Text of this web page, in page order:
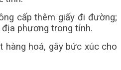
cấp thêm giấy đi đường;
phương trong tỉnh.
hàng hoá, gây bức xúc cho